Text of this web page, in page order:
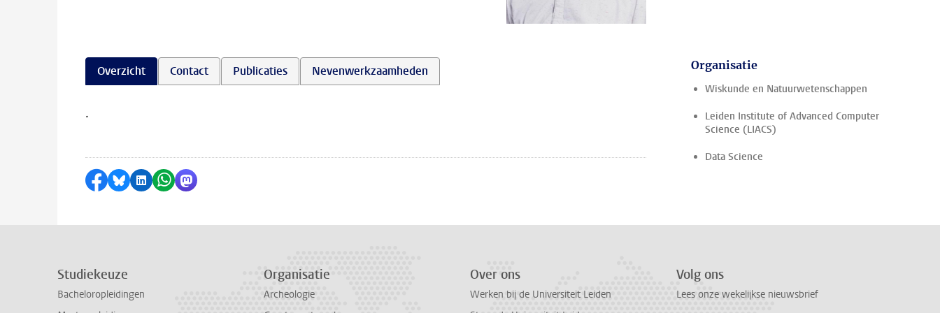
Overzicht Contact Publicaties Nevenwerkzaamheden
.
Delen op Facebook
Delen via Bluesky
Delen op LinkedIn
Delen via WhatsApp
Delen via Mastodon
Organisatie
Wiskunde en Natuurwetenschappen
Leiden Institute of Advanced Computer
Science (LIACS)
Data Science
Studiekeuze
Bacheloropleidingen
Organisatie
Archeologie
Over ons
Werken bij de Universiteit Leiden
Volg ons
Lees onze wekelijkse nieuwsbrief